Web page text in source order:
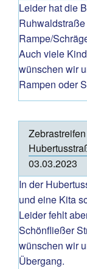
Leider hat die
Rampe/
Auch viele
wünschen wir
Rampen oder
03.03.2023
In der
und eine Kita
Leider fehlt
Schönfließer
wünschen wir
Übergang.